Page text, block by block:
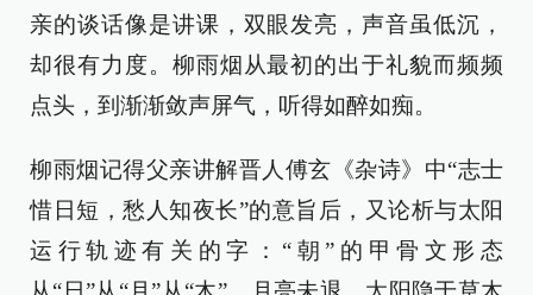
亲的谈话像是讲课，双眼发亮，声音虽低沉，
却很有力度。柳雨烟从最初的出于礼貌而频频
点头，到渐渐敛声屏气，听得如醉如痴。
柳雨烟记得父亲讲解晋人傅玄《杂诗》中“志士
惜日短，愁人知夜长”的意旨后，又论析与太阳
运行轨迹有关的字：“朝”的甲骨文形态